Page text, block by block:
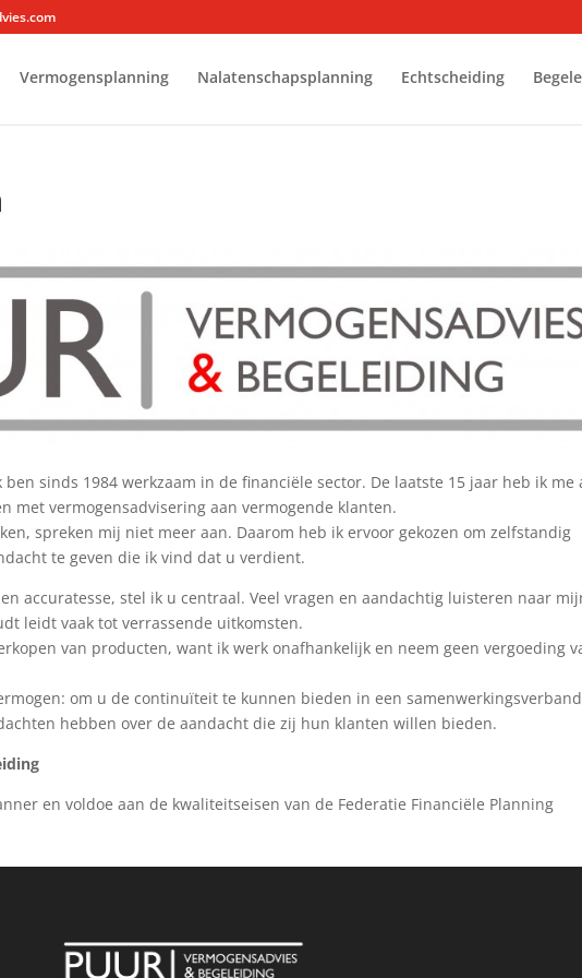
Vermogensplanning Nalatenschapsplanning Echtscheiding
sinds 1984 werkzaam in de financiële sector. De laatste 15 jaar heb ik me
met vermogensadvisering aan vermogende klanten.
spreken mij niet meer aan. Daarom heb ik ervoor gekozen om zelfstandig
te geven die ik vind dat u verdient.
accuratesse, stel ik u centraal. Veel vragen en aandachtig luisteren naar
leidt vaak tot verrassende uitkomsten.
van producten, want ik werk onafhankelijk en neem geen vergoeding
om u de continuïteit te kunnen bieden in een samenwerkingsverband
hebben over de aandacht die zij hun klanten willen bieden.
en voldoe aan de kwaliteitseisen van de Federatie Financiële Planning